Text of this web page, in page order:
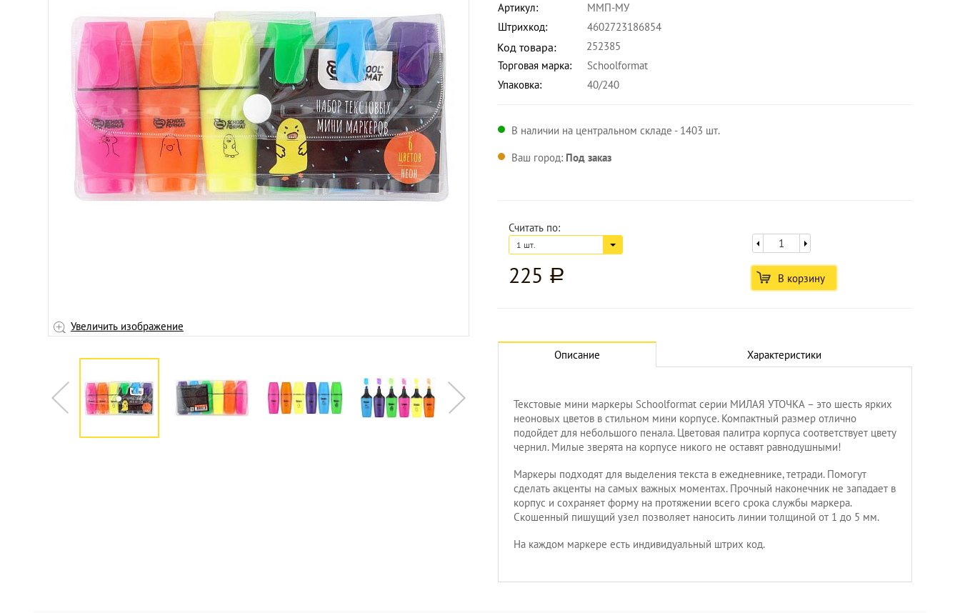
Увеличить изображение
Артикул:
ММП-МУ
Штрихкод:
4602723186854
Код товара:
252385
Торговая марка:
Schoolformat
Упаковка:
40/240
В наличии на центральном складе - 1403 шт.
Ваш город: Под заказ
Считать по:
1 шт.
225 a В корзину
Описание Характеристики
Текстовые мини маркеры Schoolformat серии МИЛАЯ УТОЧКА – это шесть ярких
неоновых цветов в стильном мини корпусе. Компактный размер отлично
подойдет для небольшого пенала. Цветовая палитра корпуса соответствует цвету
чернил. Милые зверята на корпусе никого не оставят равнодушными!
Маркеры подходят для выделения текста в ежедневнике, тетради. Помогут
сделать акценты на самых важных моментах. Прочный наконечник не западает в
корпус и сохраняет форму на протяжении всего срока службы маркера.
Скошенный пишущий узел позволяет наносить линии толщиной от 1 до 5 мм.
На каждом маркере есть индивидуальный штрих код.